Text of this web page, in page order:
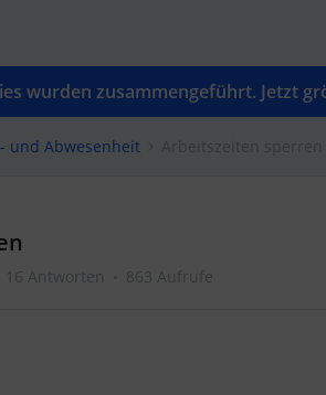
wurden zusammengeführt. Jetzt
und Abwesenheit
16 Antworten 863 Aufrufe